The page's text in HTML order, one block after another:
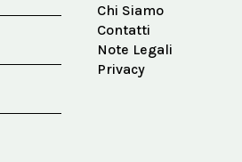
Chi Siamo
Contatti
Note Legali
Privacy